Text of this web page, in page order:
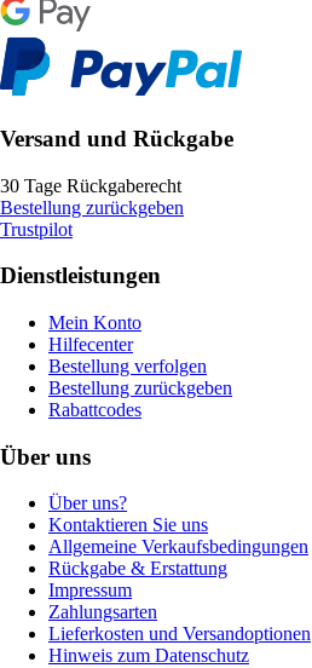
Versand und Rückgabe
30 Tage Rückgaberecht
Bestellung zurückgeben
Trustpilot
Dienstleistungen
Mein Konto
Hilfecenter
Bestellung verfolgen
Bestellung zurückgeben
Rabattcodes
Über uns
Über uns?
Kontaktieren Sie uns
Allgemeine Verkaufsbedingungen
Rückgabe & Erstattung
Impressum
Zahlungsarten
Lieferkosten und Versandoptionen
Hinweis zum Datenschutz